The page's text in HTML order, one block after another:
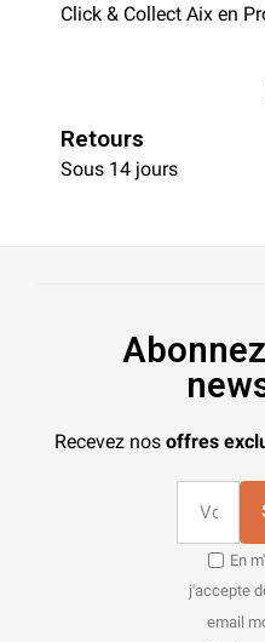
Click & Collect Aix en
Retours
Sous 14 jours
Recevez nos offres
En
j'accepte
email